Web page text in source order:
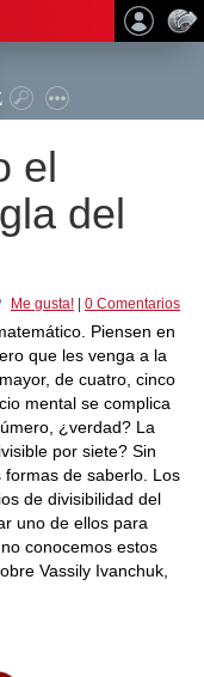
el
del
Me gusta! 0 Comentarios
Piensen en
que les venga a la
de cuatro, cinco
mental se complica
¿verdad? La
por siete? Sin
de saberlo. Los
de divisibilidad del
uno de ellos para
conocemos estos
Vassily Ivanchuk,